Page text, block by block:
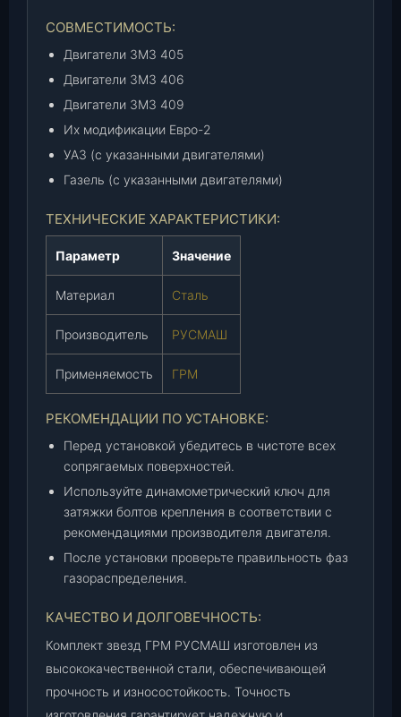
2
4
6
3
-
М
)
С
Ш
к
-
т
СОВМЕСТИМОСТЬ:
Двигатели ЗМЗ 405
Двигатели ЗМЗ 406
Двигатели ЗМЗ 409
Их модификации Евро-2
УАЗ (с указанными двигателями)
Газель (с указанными двигателями)
ТЕХНИЧЕСКИЕ ХАРАКТЕРИСТИКИ:
Параметр Значение
Материал Сталь
Производитель РУСМАШ
Применяемость ГРМ
РЕКОМЕНДАЦИИ ПО УСТАНОВКЕ:
Перед установкой убедитесь в чистоте всех
сопрягаемых поверхностей.
Используйте динамометрический ключ для
затяжки болтов крепления в соответствии с
рекомендациями производителя двигателя.
После установки проверьте правильность фаз
газораспределения.
КАЧЕСТВО И ДОЛГОВЕЧНОСТЬ:
Комплект звезд ГРМ РУСМАШ изготовлен из
высококачественной стали, обеспечивающей
прочность и износостойкость. Точность